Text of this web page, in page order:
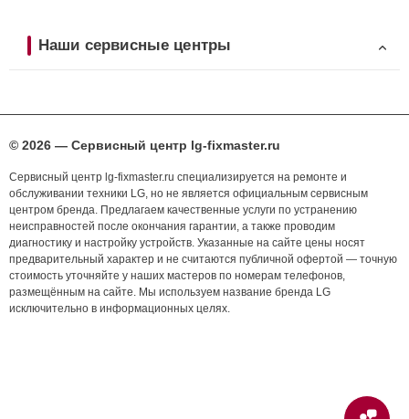
Наши сервисные центры
© 2026 — Сервисный центр lg-fixmaster.ru
Сервисный центр lg-fixmaster.ru специализируется на ремонте и
обслуживании техники LG, но не является официальным сервисным
центром бренда. Предлагаем качественные услуги по устранению
неисправностей после окончания гарантии, а также проводим
диагностику и настройку устройств. Указанные на сайте цены носят
предварительный характер и не считаются публичной офертой — точную
стоимость уточняйте у наших мастеров по номерам телефонов,
размещённым на сайте. Мы используем название бренда LG
исключительно в информационных целях.